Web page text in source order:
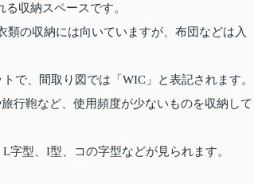
収納スペースです。
の収納には向いていますが、布団などは入
で、間取り図では「WIC」と表記されます。
行鞄など、使用頻度が少ないものを収納して
字型、I型、コの字型などが見られます。